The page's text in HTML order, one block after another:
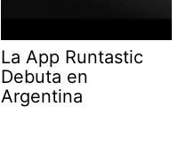
La App Runtastic
Debuta en
Argentina